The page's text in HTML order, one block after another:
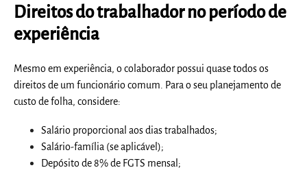
Direitos do trabalhador no período de
experiência
Mesmo em experiência, o colaborador possui quase todos os
direitos de um funcionário comum. Para o seu planejamento de
custo de folha, considere:
Salário proporcional aos dias trabalhados;
Salário-família (se aplicável);
Depósito de 8% de FGTS mensal;